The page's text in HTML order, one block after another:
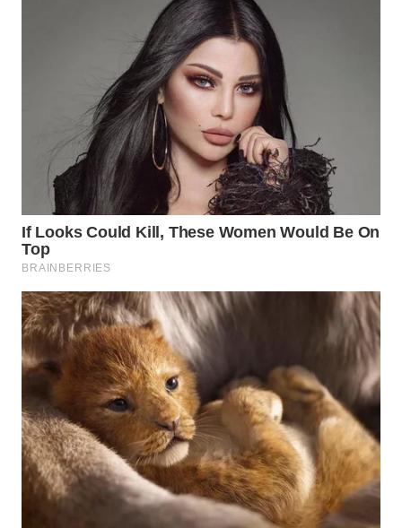
CIANJUR
WN
KEPULAUAN
SERIBU
TANGERANG
WN
BINJAI
WN
CIREBON
WN
INDRAMAYU